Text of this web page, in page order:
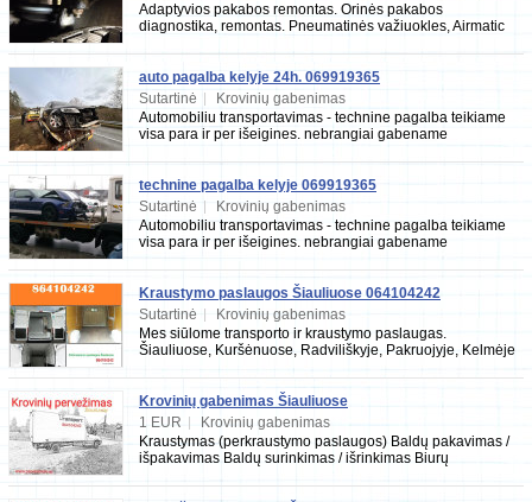
Adaptyvios pakabos remontas. Orinės pakabos
diagnostika, remontas. Pneumatinės važiuokles, Airmatic
auto pagalba kelyje 24h. 069919365
Sutartinė
Krovinių gabenimas
Automobiliu transportavimas - technine pagalba teikiame
visa para ir per išeigines. nebrangiai gabename
technine pagalba kelyje 069919365
Sutartinė
Krovinių gabenimas
Automobiliu transportavimas - technine pagalba teikiame
visa para ir per išeigines. nebrangiai gabename
Kraustymo paslaugos Šiauliuose 064104242
Sutartinė
Krovinių gabenimas
Mes siūlome transporto ir kraustymo paslaugas.
Šiauliuose, Kuršėnuose, Radviliškyje, Pakruojyje, Kelmėje
Krovinių gabenimas Šiauliuose
1 EUR
Krovinių gabenimas
Kraustymas (perkraustymo paslaugos) Baldų pakavimas /
išpakavimas Baldų surinkimas / išrinkimas Biurų